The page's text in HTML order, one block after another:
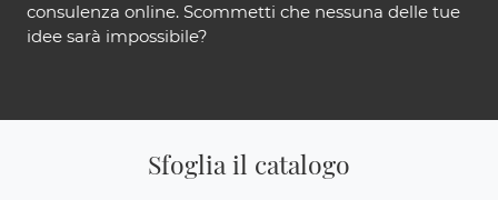
consulenza online. Scommetti che nessuna delle tue
idee sarà impossibile?
Sfoglia il catalogo